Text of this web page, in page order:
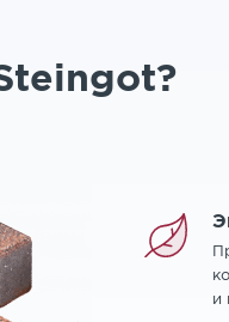
и